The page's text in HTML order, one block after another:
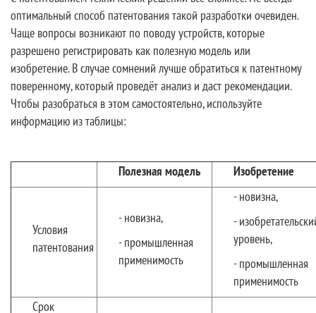
оптимальный способ патентования такой разработки очевиден.
Чаще вопросы возникают по поводу устройств, которые
разрешено регистрировать как полезную модель или
изобретение. В случае сомнений лучше обратиться к патентному
поверенному, который проведёт анализ и даст рекомендации.
Чтобы разобраться в этом самостоятельно, используйте
информацию из таблицы:
Полезная модель Изобретение
Условия
патентования
- новизна,
- промышленная
применимость
- новизна,
-
уровень,
- промышленная
применимость
Срок